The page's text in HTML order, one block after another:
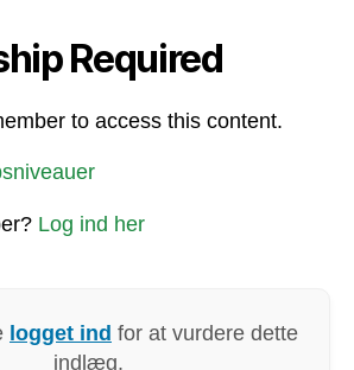
Required
to access this content.
Log ind her
logget ind for at vurdere dette
indlæg.